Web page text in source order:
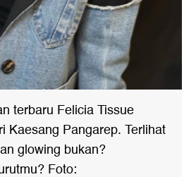
terbaru Felicia Tissue
Kaesang Pangarep. Terlihat
glowing bukan?
Foto: